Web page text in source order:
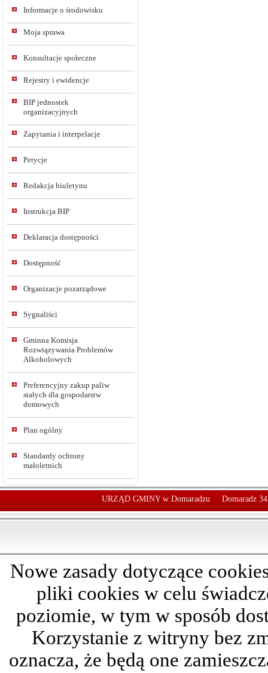
Informacje o środowisku
Moja sprawa
Konsultacje społeczne
Rejestry i ewidencje
BIP jednostek
organizacyjnych
Zapytania i interpelacje
Petycje
Redakcja biuletynu
Instrukcja BIP
Deklaracja dostępności
Dostępność
Organizacje pozarządowe
Sygnaliści
Gminna Komisja
Rozwiązywania Problemów
Alkoholowych
Preferencyjny zakup paliw
stałych dla gospodarstw
domowych
Plan ogólny
Standardy ochrony
małoletnich
URZĄD GMINY w Domaradzu Domaradz
Nowe zasady dotyczące
pliki cookies w celu
poziomie, w tym w sposób
Korzystanie z witryny bez
oznacza, że będą one